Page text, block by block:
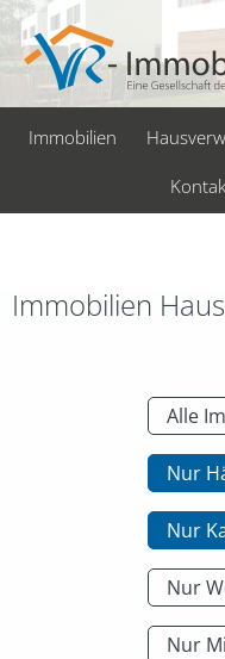
Immobilien
Immobilien
Alle
Nur
Nur
Nur
Nur